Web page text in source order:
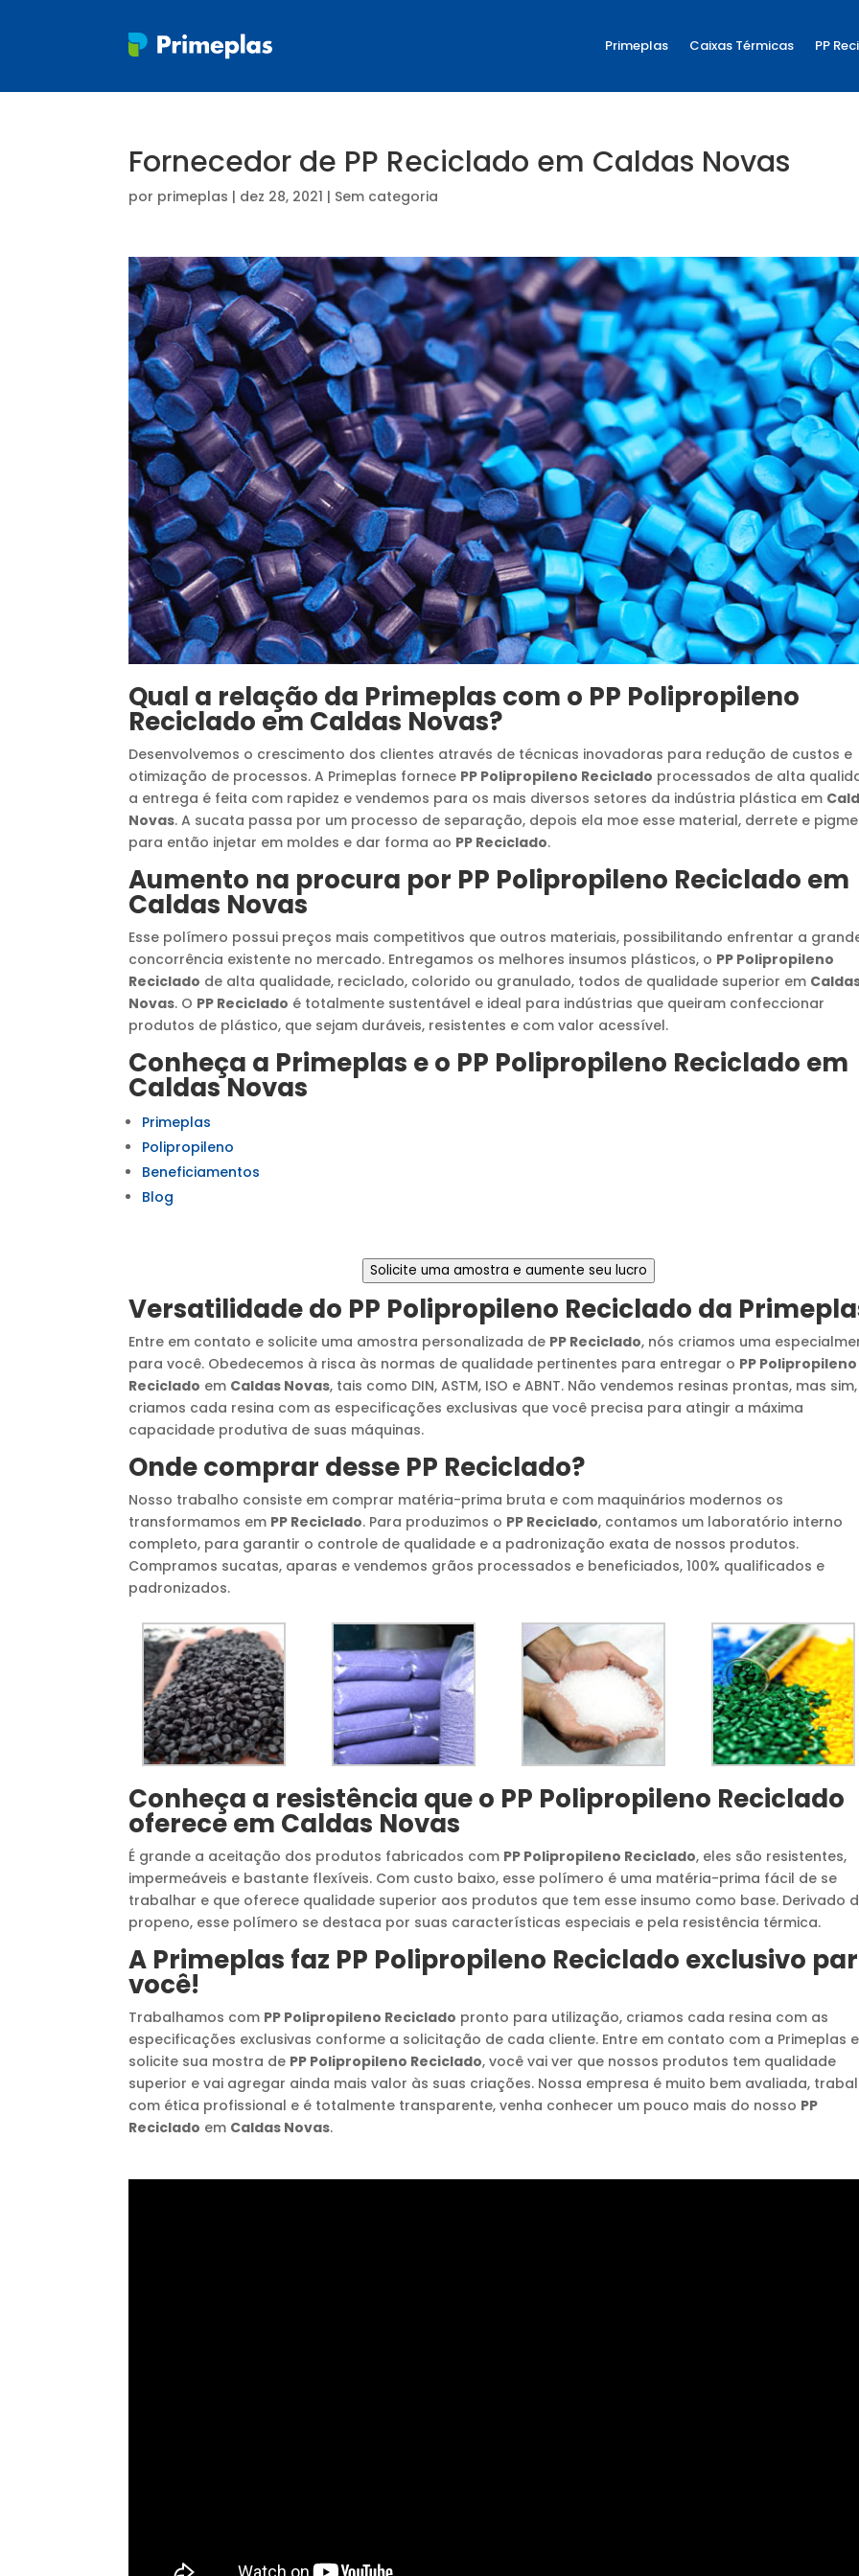
Primeplas Caixas Térmicas PP
Fornecedor de PP Reciclado em Caldas Novas
por primeplas | dez 28, 2021 | Sem categoria
Qual a relação da Primeplas com o PP Polipropileno
Reciclado em Caldas Novas?
Desenvolvemos o crescimento dos clientes através de técnicas inovadoras para redução de custos e
otimização de processos. A Primeplas fornece PP Polipropileno Reciclado processados de alta
a entrega é feita com rapidez e vendemos para os mais diversos setores da indústria plástica em
Novas. A sucata passa por um processo de separação, depois ela moe esse material, derrete e
para então injetar em moldes e dar forma ao PP Reciclado.
Aumento na procura por PP Polipropileno Reciclado em
Caldas Novas
Esse polímero possui preços mais competitivos que outros materiais, possibilitando enfrentar a
concorrência existente no mercado. Entregamos os melhores insumos plásticos, o PP Polipropileno
Reciclado de alta qualidade, reciclado, colorido ou granulado, todos de qualidade superior em
Novas. O PP Reciclado é totalmente sustentável e ideal para indústrias que queiram confeccionar
produtos de plástico, que sejam duráveis, resistentes e com valor acessível.
Conheça a Primeplas e o PP Polipropileno Reciclado em
Caldas Novas
Primeplas
Polipropileno
Beneficiamentos
Blog
Solicite uma amostra e aumente seu lucro
Versatilidade do PP Polipropileno Reciclado da
Entre em contato e solicite uma amostra personalizada de PP Reciclado, nós criamos uma
para você. Obedecemos à risca às normas de qualidade pertinentes para entregar o PP Polipropileno
Reciclado em Caldas Novas, tais como DIN, ASTM, ISO e ABNT. Não vendemos resinas prontas, mas sim,
criamos cada resina com as especificações exclusivas que você precisa para atingir a máxima
capacidade produtiva de suas máquinas.
Onde comprar desse PP Reciclado?
Nosso trabalho consiste em comprar matéria-prima bruta e com maquinários modernos os
transformamos em PP Reciclado. Para produzimos o PP Reciclado, contamos um laboratório interno
completo, para garantir o controle de qualidade e a padronização exata de nossos produtos.
Compramos sucatas, aparas e vendemos grãos processados e beneficiados, 100% qualificados e
padronizados.
Conheça a resistência que o PP Polipropileno Reciclado
oferece em Caldas Novas
É grande a aceitação dos produtos fabricados com PP Polipropileno Reciclado, eles são resistentes,
impermeáveis e bastante flexíveis. Com custo baixo, esse polímero é uma matéria-prima fácil de se
trabalhar e que oferece qualidade superior aos produtos que tem esse insumo como base. Derivado
propeno, esse polímero se destaca por suas características especiais e pela resistência térmica.
A Primeplas faz PP Polipropileno Reciclado exclusivo
você!
Trabalhamos com PP Polipropileno Reciclado pronto para utilização, criamos cada resina com as
especificações exclusivas conforme a solicitação de cada cliente. Entre em contato com a Primeplas e
solicite sua mostra de PP Polipropileno Reciclado, você vai ver que nossos produtos tem qualidade
superior e vai agregar ainda mais valor às suas criações. Nossa empresa é muito bem avaliada,
com ética profissional e é totalmente transparente, venha conhecer um pouco mais do nosso PP
Reciclado em Caldas Novas.